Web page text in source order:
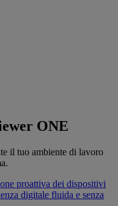
ONE
il tuo ambiente di lavoro
proattiva dei dispositivi
digitale fluida e senza